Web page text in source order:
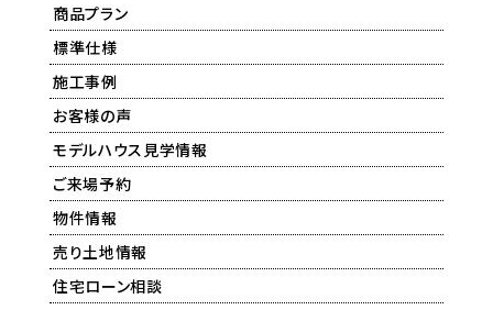
商品プラン
標準仕様
施工事例
お客様の声
モデルハウス見学情報
ご来場予約
物件情報
売り土地情報
住宅ローン相談